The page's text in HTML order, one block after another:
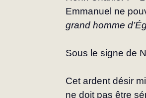
Emmanuel ne
grand homme
Sous le signe de
Cet ardent désir
ne doit pas être